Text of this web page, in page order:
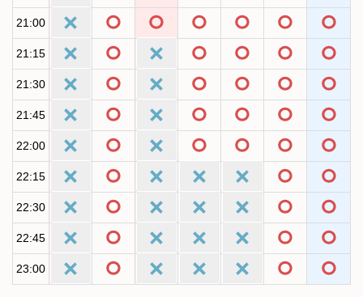
21:00
21:15
21:30
21:45
22:00
22:15
22:30
22:45
23:00